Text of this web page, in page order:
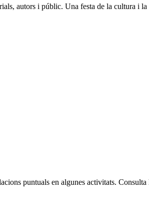
autors i públic. Una festa de la cultura i
puntuals en algunes activitats.